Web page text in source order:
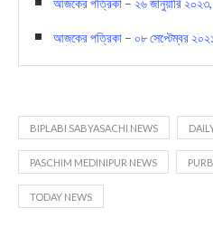
আজকের পত্রিকা – ২৬ জানুয়ারি ২০২৩,
আজকের পত্রিকা – ০৮ সেপ্টেম্বর
BIPLABI SABYASACHI NEWS
PASCHIM MEDINIPUR NEWS
TODAY NEWS